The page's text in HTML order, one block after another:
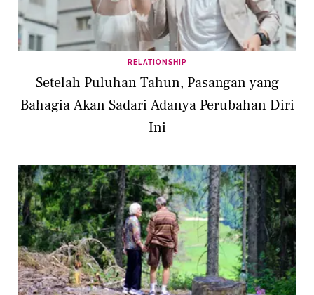
RELATIONSHIP
Setelah Puluhan Tahun, Pasangan yang
Bahagia Akan Sadari Adanya Perubahan Diri
Ini